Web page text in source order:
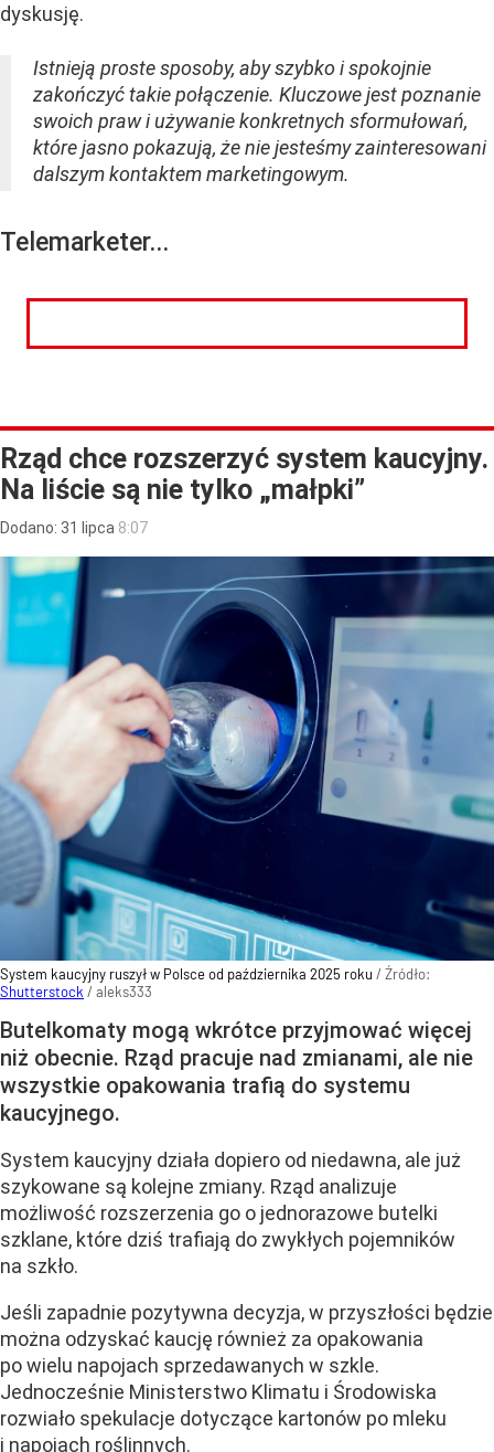
dyskusję.
Istnieją proste sposoby, aby szybko i spokojnie
zakończyć takie połączenie. Kluczowe jest poznanie
swoich praw i używanie konkretnych sformułowań,
które jasno pokazują, że nie jesteśmy zainteresowani
dalszym kontaktem marketingowym.
Telemarketer...
Rząd chce rozszerzyć system kaucyjny.
Na liście są nie tylko „małpki”
Dodano: 31 lipca 8:07
System kaucyjny ruszył w Polsce od października 2025 roku / Źródło:
Shutterstock / aleks333
Butelkomaty mogą wkrótce przyjmować więcej
niż obecnie. Rząd pracuje nad zmianami, ale nie
wszystkie opakowania trafią do systemu
kaucyjnego.
System kaucyjny działa dopiero od niedawna, ale już
szykowane są kolejne zmiany. Rząd analizuje
możliwość rozszerzenia go o jednorazowe butelki
szklane, które dziś trafiają do zwykłych pojemników
na szkło.
Jeśli zapadnie pozytywna decyzja, w przyszłości będzie
można odzyskać kaucję również za opakowania
po wielu napojach sprzedawanych w szkle.
Jednocześnie Ministerstwo Klimatu i Środowiska
rozwiało spekulacje dotyczące kartonów po mleku
i napojach roślinnych.